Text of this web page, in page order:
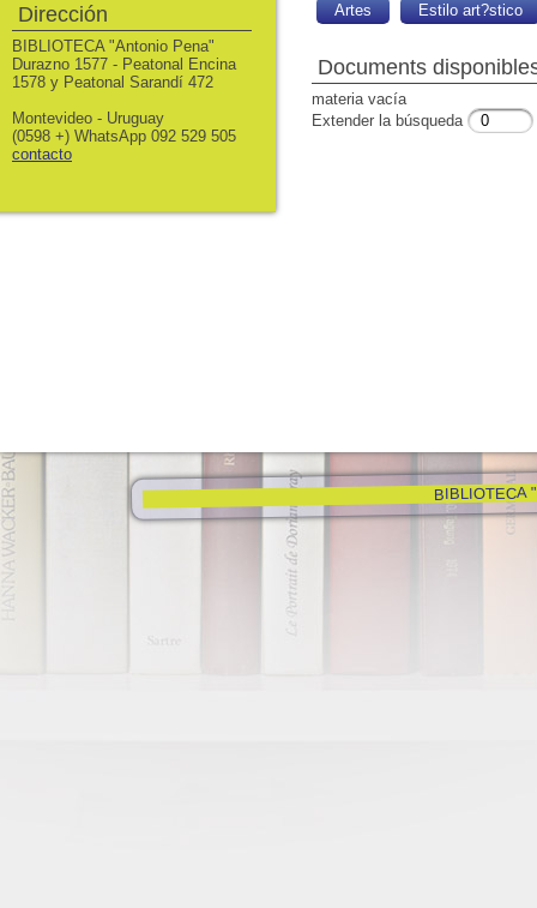
Artes Estilo art?stico
Documents
materia vacía
Extender la búsqueda
BIBLIOTECA
Dirección
BIBLIOTECA "Antonio Pena"
Durazno 1577 - Peatonal Encina
1578 y Peatonal Sarandí 472
Montevideo - Uruguay
(0598 +) WhatsApp 092 529 505
contacto